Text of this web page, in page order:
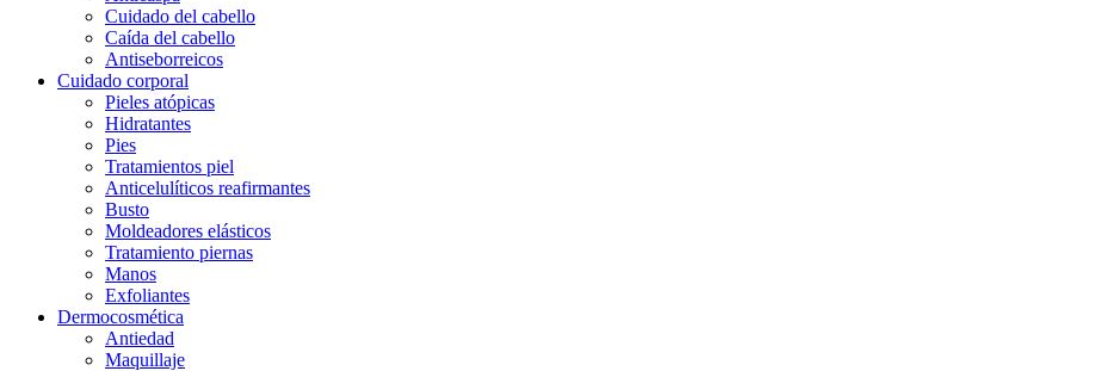
Cuidado del cabello
Caída del cabello
Antiseborreicos
Cuidado corporal
Pieles atópicas
Hidratantes
Pies
Tratamientos piel
Anticelulíticos reafirmantes
Busto
Moldeadores elásticos
Tratamiento piernas
Manos
Exfoliantes
Dermocosmética
Antiedad
Maquillaje